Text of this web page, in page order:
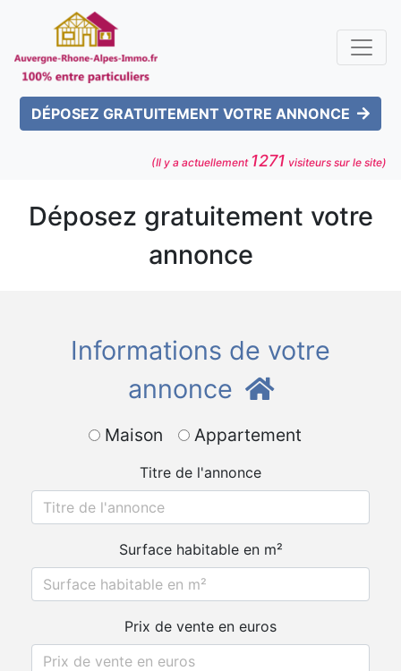
DÉPOSEZ GRATUITEMENT VOTRE ANNONCE
(Il y a actuellement 1271 visiteurs sur le site)
Déposez gratuitement votre
annonce
Informations de votre
annonce
Maison Appartement
Titre de l'annonce
Surface habitable en m²
Prix de vente en euros